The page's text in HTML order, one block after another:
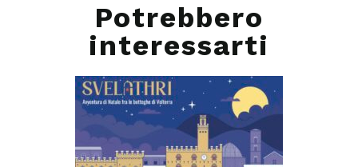
Potrebbero
interessarti